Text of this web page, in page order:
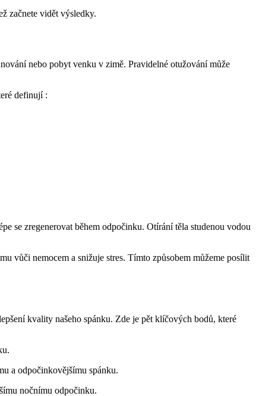
začnete vidět výsledky.
nebo pobyt venku v zimě. Pravidelné otužování může
definují :
se zregenerovat během odpočinku. Otírání těla studenou vodou
vůči nemocem a snižuje stres. Tímto způsobem můžeme posílit
kvality našeho spánku. Zde je pět klíčových bodů, které
a odpočinkovějšímu spánku.
nočnímu odpočinku.